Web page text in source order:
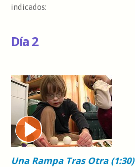
indicados:
Día 2
Una Rampa Tras Otra (1:30)